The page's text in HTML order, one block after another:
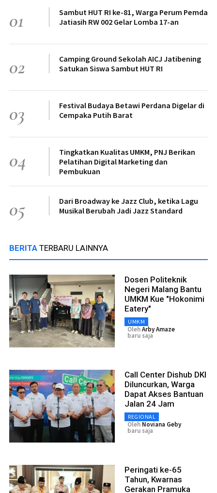
01
Sambut HUT RI ke-81, Warga Perum Pemda
Jatiasih RW 002 Gelar Lomba 17-an
02
Camping Ground Sekolah AICJ Jatibening
Satukan Siswa Sambut HUT RI
03
Festival Budaya Betawi Perdana Digelar di
Cempaka Putih Barat
04
Tingkatkan Kualitas UMKM, PNJ Berikan
Pelatihan Digital Marketing dan
Pembukuan
05
Dari Broadway ke Jazz Club, ketika Lagu
Musikal Berubah Jadi Jazz Standard
BERITA TERBARU LAINNYA
Dosen Politeknik
Negeri Malang Bantu
UMKM Kue "Hokonimi
Eatery"
UMKM
OlehArby Amaze
baru saja
Call Center Dishub DKI
Diluncurkan, Warga
Dapat Akses Bantuan
Jalan 24 Jam
REGIONAL
Oleh Noviana Geby
baru saja
Peringati ke-65
Tahun, Kwarnas
Gerakan Pramuka